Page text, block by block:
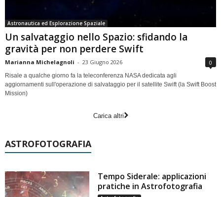
Astronautica ed Esplorazione Spaziale
Un salvataggio nello Spazio: sfidando la
gravità per non perdere Swift
Marianna Michelagnoli - 23 Giugno 2026 0
Risale a qualche giorno fa la teleconferenza NASA dedicata agli
aggiornamenti sull'operazione di salvataggio per il satellite Swift (la Swift Boost
Mission)
Carica altri
ASTROFOTOGRAFIA
Tempo Siderale: applicazioni
pratiche in Astrofotografia